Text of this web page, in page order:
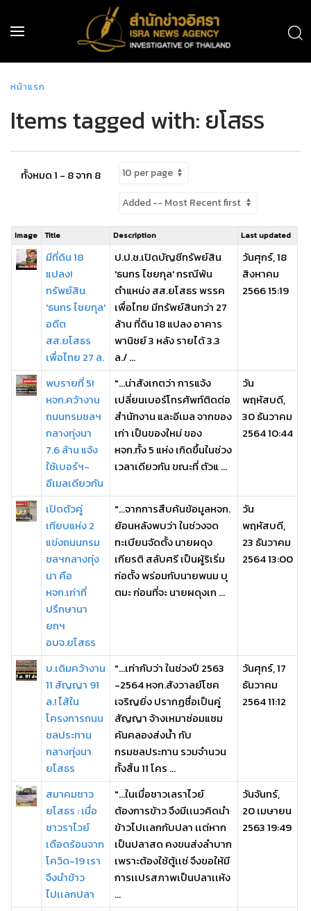
หน้าแรก
Items tagged with: ยโสธร
ทั้งหมด 1 - 8 จาก 8
Image Title Description Last updated
มีที่ดิน 18
แปลง!
ทรัพย์สิน
'ธนกร ไชยกุล'
อดีต
สส.ยโสธร
เพื่อไทย 27 ล.
ป.ป.ช.เปิดบัญชีทรัพย์สิน
'ธนกร ไชยกุล' กรณีพ้น
ตำแหน่ง สส.ยโสธร พรรค
เพื่อไทย มีทรัพย์สินกว่า 27
ล้าน ที่ดิน 18 แปลง อาคาร
พานิชย์ 3 หลัง รายได้ 3.3
ล./ ...
วันศุกร์, 18
สิงหาคม
2566 15:19
พบรายที่ 5!
หจก.คว้างาน
ถนนกรมชลฯ
กลางทุ่งนา
7.6 ล้าน แจ้ง
ใช้เบอร์ฯ-
อีเมลเดียวกัน
"...น่าสังเกตว่า การแจ้ง
เปลี่ยนเบอร์โทรศัพท์ติดต่อ
สำนักงาน และอีเมล จากของ
เก่า เป็นของใหม่ ของ
หจก.ทั้ง 5 แห่ง เกิดขึ้นในช่วง
เวลาเดียวกัน ขณะที่ ตัวแ ...
วัน
พฤหัสบดี,
30 ธันวาคม
2564 10:44
เปิดตัวคู่
เทียบแห่ง 2
แข่งถนนกรม
ชลฯกลางทุ่ง
นา คือ
หจก.เก่าที่
ปรึกษานา
ยกฯ
อบจ.ยโสธร
"...จากการสืบค้นข้อมูลหจก.
ย้อนหลังพบว่า ในช่วงจด
ทะเบียนจัดตั้ง นายผดุง
เกียรติ สลับศรี เป็นผู้ริเริ่ม
ก่อตั้ง พร่อมกับนายพนม บุ
ตมะ ก่อนที่จะ นายผดุงเก ...
วัน
พฤหัสบดี,
23 ธันวาคม
2564 13:00
บ.เดิมคว้างาน
11 สัญญา 91
ล.! ไส้ใน
โครงการถนน
ชลประทาน
กลางทุ่งนา
ยโสธร
"...เท่ากับว่า ในช่วงปี 2563
-2564 หจก.สังวาลย์โชค
เจริญยิ่ง ปรากฏชื่อเป็นคู่
สัญญา จ้างเหมาซ่อมแซม
คันคลองส่งน้ำ กับ
กรมชลประทาน รวมจำนวน
ทั้งสิ้น 11 โคร ...
วันศุกร์, 17
ธันวาคม
2564 11:12
สมาคมชาว
ยโสธร : เมื่อ
ชาวราไวย์
เดือดร้อนจาก
โควิด-19 เรา
จึงนำข้าว
ไปเเลกปลา
"...ในเมื่อชาวเลราไวย์
ต้องการข้าว จึงมีเเนวคิดนำ
ข้าวไปเเลกกับปลา เเต่หาก
เป็นปลาสด คงขนส่งลำบาก
เพราะต้องใช้ตู้เเช่ จึงขอให้มี
การเเปรสภาพเป็นปลาเเห้ง
...
วันจันทร์,
20 เมษายน
2563 19:49